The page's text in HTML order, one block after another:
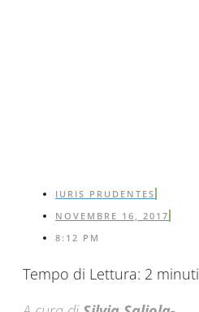
IURIS PRUDENTES
NOVEMBRE 16, 2017
8:12 PM
Tempo di Lettura: 2 minuti